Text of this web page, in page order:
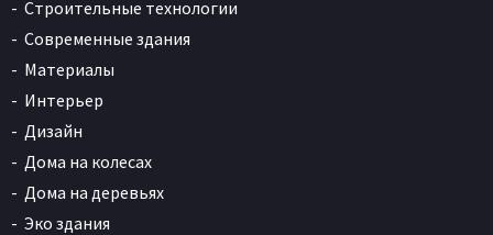
Строительные технологии
Современные здания
Материалы
Интерьер
Дизайн
Дома на колесах
Дома на деревьях
Эко здания